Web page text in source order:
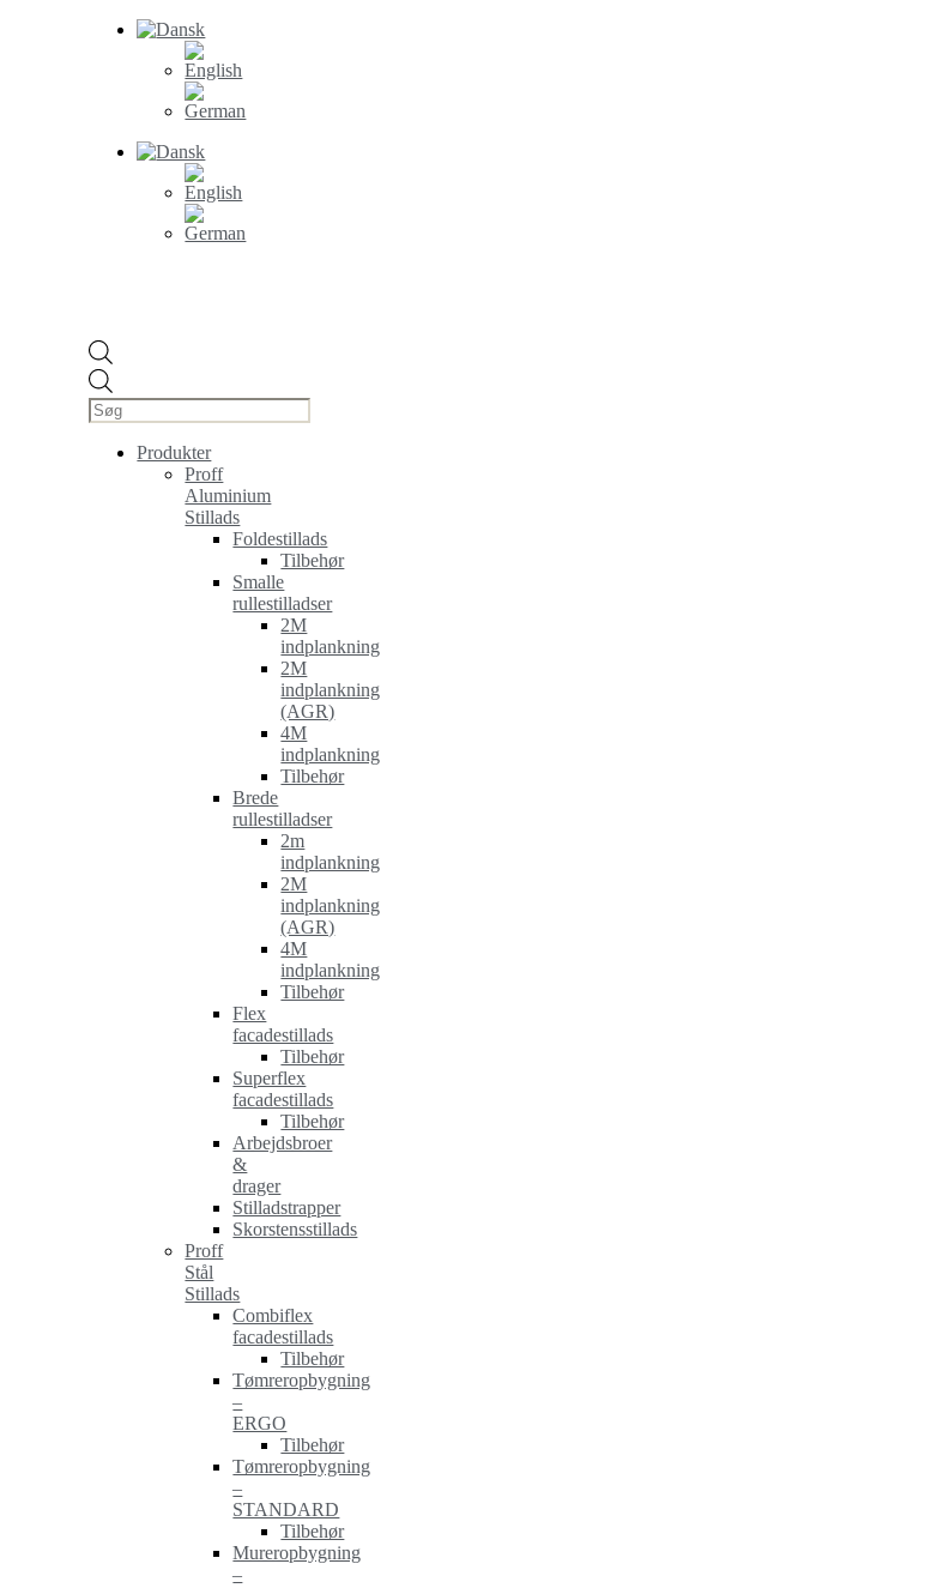
search
Produkter
Proff
Aluminium
Stillads
Foldestillads
Tilbehør
Smalle
rullestilladser
2M
indplankning
2M
indplankning
(AGR)
4M
indplankning
Tilbehør
Brede
rullestilladser
2m
indplankning
2M
indplankning
(AGR)
4M
indplankning
Tilbehør
Flex
facadestillads
Tilbehør
Superflex
facadestillads
Tilbehør
Arbejdsbroer
&
drager
Stilladstrapper
Skorstensstillads
Proff
Stål
Stillads
Combiflex
facadestillads
Tilbehør
Tømreropbygning
–
ERGO
Tilbehør
Tømreropbygning
–
STANDARD
Tilbehør
Mureropbygning
–